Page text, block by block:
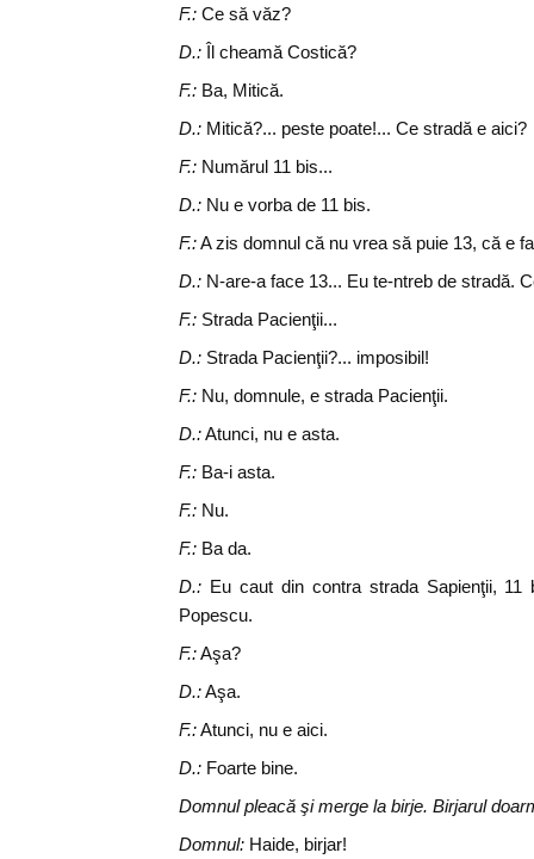
F.: Ce să văz?
D.: Îl cheamă Costică?
F.: Ba, Mitică.
D.: Mitică?... peste poate!... Ce stradă e aici?
F.: Numărul 11 bis...
D.: Nu e vorba de 11 bis.
F.:A zis domnul că nu vrea să puie 13, că e
D.: N-are-a face 13... Eu te-ntreb de stradă.
F.: Strada Pacienţii...
D.: Strada Pacienţii?... imposibil!
F.: Nu, domnule, e strada Pacienţii.
D.:Atunci, nu e asta.
F.: Ba-i asta.
F.: Nu.
F.: Ba da.
D.: Eu caut din contra strada Sapienţii, 11
Popescu.
F.:Aşa?
D.:Aşa.
F.:Atunci, nu e aici.
D.: Foarte bine.
Domnul pleacă şi merge la birje. Birjarul
Domnul: Haide, birjar!